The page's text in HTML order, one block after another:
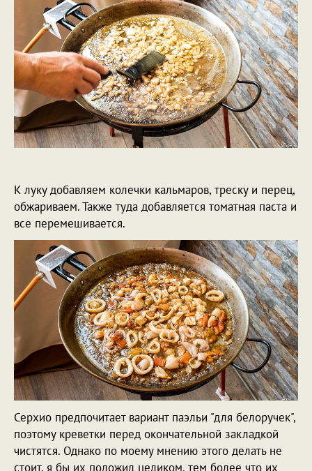
К луку добавляем колечки кальмаров, треску и перец,
обжариваем. Также туда добавляется томатная паста и
все перемешивается.
Серхио предпочитает вариант паэльи "для белоручек",
поэтому креветки перед окончательной закладкой
чистятся. Однако по моему мнению этого делать не
стоит, я бы их положил целиком, тем более что их